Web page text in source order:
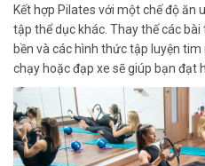
Kết hợp Pilates với một chế độ ăn
tập thể dục khác. Thay thế các
bền và các hình thức tập luyện
chạy hoặc đạp xe sẽ giúp bạn đạt